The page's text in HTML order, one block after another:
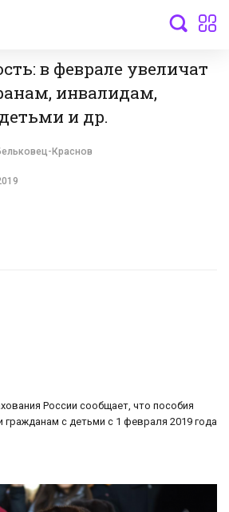
в феврале увеличат
инвалидам,
и др.
Краснов
России сообщает, что пособия
гражданам с детьми с 1 февраля 2019 года